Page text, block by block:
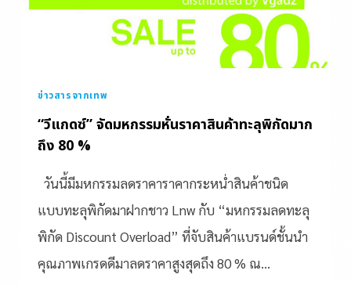
ข่าวสารจากเทพ
“วีแกดซ์” จัดมหกรรมหั่นราคาสินค้าทะลุพิกัดมาก
ถึง 80 %
วันนี้มีมหกรรมลดราคาราคากระหน่ำสินค้าชนิด
แบบทะลุพิกัดมาฝากชาว Lnw กับ “มหกรรมลดทะลุ
พิกัด Discount Overload” ที่จับสินค้าแบรนด์ชั้นนำ
คุณภาพเกรดดีมาลดราคาสูงสุดถึง 80 % ณ…